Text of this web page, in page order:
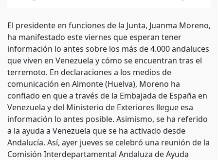
El presidente en funciones de la Junta, Juanma Moreno,
ha manifestado este viernes que esperan tener
información lo antes sobre los más de 4.000 andaluces
que viven en Venezuela y cómo se encuentran tras el
terremoto. En declaraciones a los medios de
comunicación en Almonte (Huelva), Moreno ha
confiado en que a través de la Embajada de España en
Venezuela y del Ministerio de Exteriores llegue esa
información lo antes posible. Asimismo, se ha referido
a la ayuda a Venezuela que se ha activado desde
Andalucía. Así, ayer jueves se celebró una reunión de la
Comisión Interdepartamental Andaluza de Ayuda